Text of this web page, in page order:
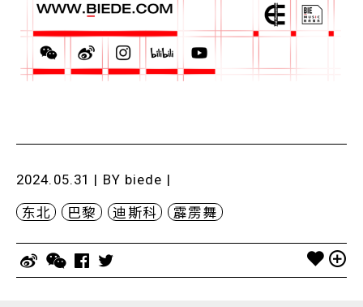
2024.05.31 | BY biede |
东北 巴黎 迪斯科 霹雳舞